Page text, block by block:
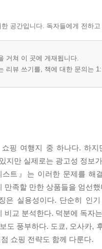
쇼핑의 정석
나칠 수 없는 쇼핑 스폿
담는 생활용품들
없는 베스트 상품
사람들
공간입니다. 독자들에게 전하
거쳐 이 곳에 게재됩니다.
리뷰 쓰기를, 책에 대한 문의는
핑 여행지 중 하나다. 하
지만 실제로는 광고성 정보
스트』는 이러한 문제를
만족할 만한 상품들을 엄선했
은 실용성이다. 단순히 인
비교 분석한다. 덕분에 독자
도 풍부하다. 도쿄, 오사카,
쇼핑 전략도 함께 다룬다.